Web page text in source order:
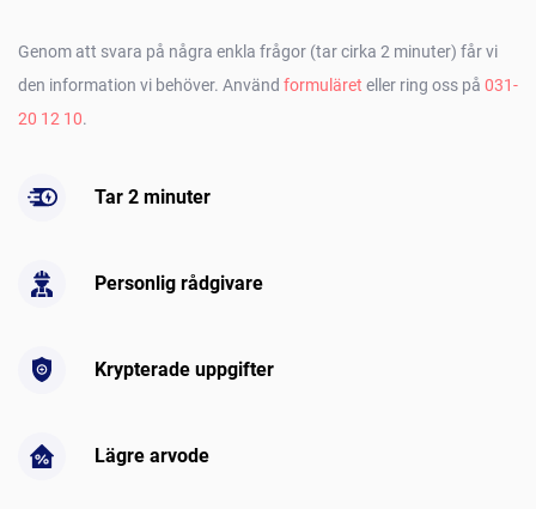
Genom att svara på några enkla frågor (tar cirka 2 minuter) får vi
den information vi behöver. Använd formuläret eller ring oss på 031-
20 12 10.
Tar 2 minuter
Personlig rådgivare
Krypterade uppgifter
Lägre arvode